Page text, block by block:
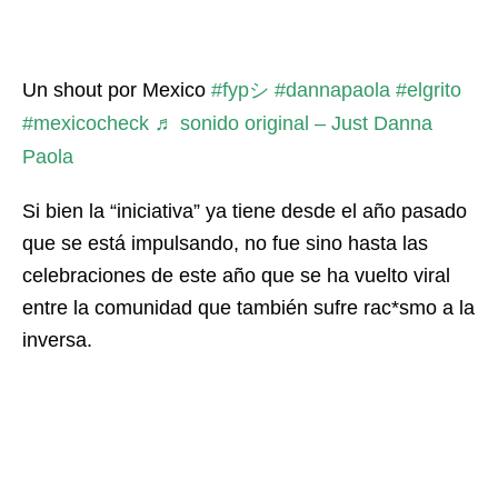
Un shout por Mexico #fypシ #dannapaola #elgrito
#mexicocheck ♬ sonido original – Just Danna
Paola
Si bien la “iniciativa” ya tiene desde el año pasado
que se está impulsando, no fue sino hasta las
celebraciones de este año que se ha vuelto viral
entre la comunidad que también sufre rac*smo a la
inversa.